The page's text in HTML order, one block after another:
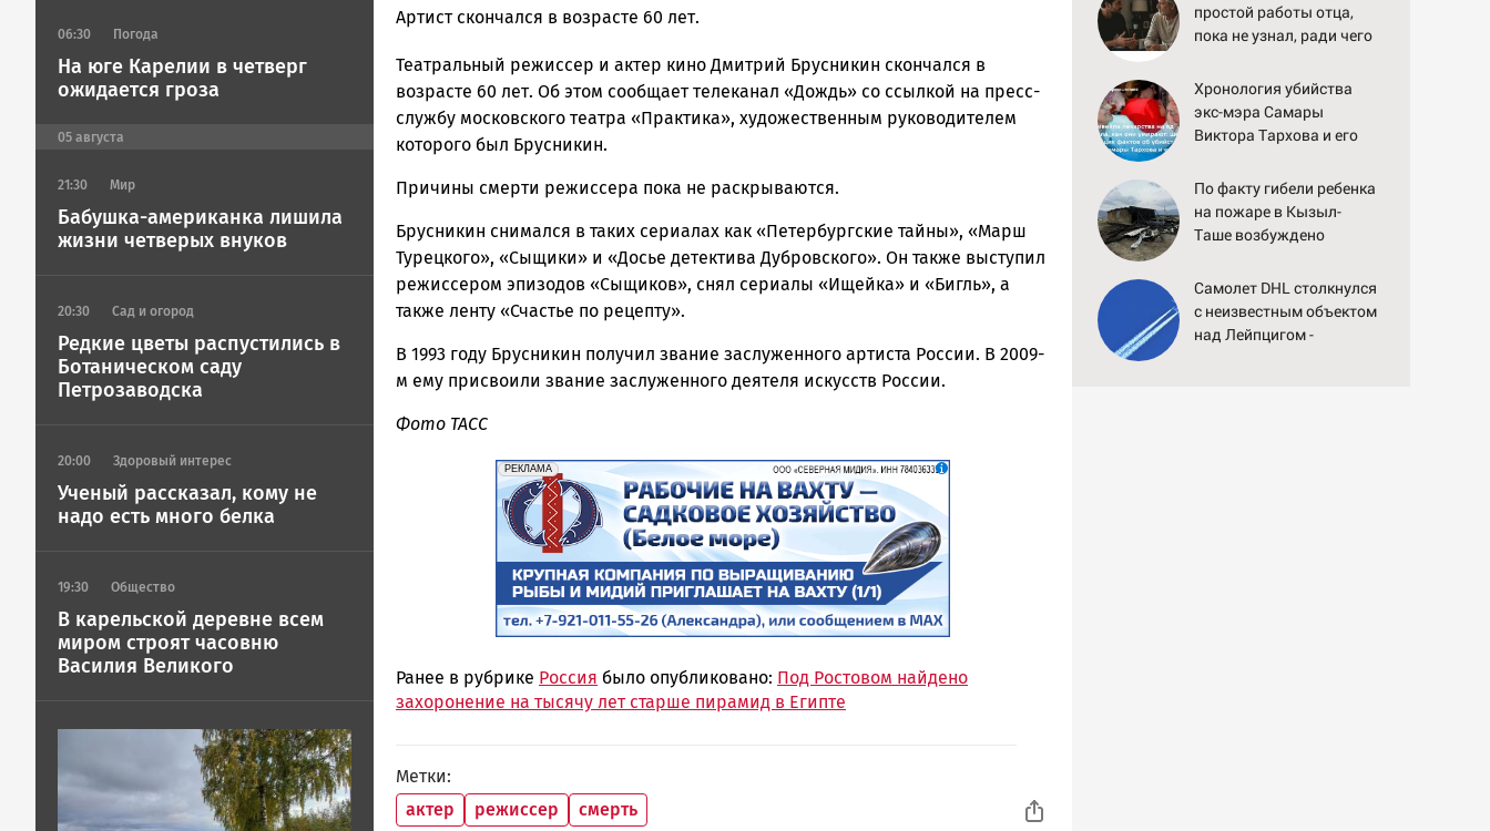
06:30 Погода
На юге Карелии в четверг
ожидается гроза
05 августа
21:30 Мир
Бабушка-американка лишила
жизни четверых внуков
20:30 Сад и огород
Редкие цветы распустились в
Ботаническом саду
Петрозаводска
20:00 Здоровый интерес
Ученый рассказал, кому не
надо есть много белка
19:30 Общество
В карельской деревне всем
миром строят часовню
Василия Великого
Юрий
Новости
Петрозаводска
и
Карелии
Петрозаводск
Артист скончался в возрасте 60 лет.
Театральный режиссер и актер кино Дмитрий Брусникин скончался в
возрасте 60 лет. Об этом сообщает телеканал «Дождь» со ссылкой на пресс-
службу московского театра «Практика», художественным руководителем
которого был Брусникин.
Причины смерти режиссера пока не раскрываются.
Брусникин снимался в таких сериалах как «Петербургские тайны», «Марш
Турецкого», «Сыщики» и «Досье детектива Дубровского». Он также выступил
режиссером эпизодов «Сыщиков», снял сериалы «Ищейка» и «Бигль», а
также ленту «Счастье по рецепту».
В 1993 году Брусникин получил звание заслуженного артиста России. В 2009-
м ему присвоили звание заслуженного деятеля искусств России.
Фото ТАСС
erid: 2SDnjf467GP
РЕКЛАМА
Реклама
Ранее в рубрике Россия было опубликовано: Под Ростовом найдено
захоронение на тысячу лет старше пирамид в Египте
Метки
актер
режиссер смерть
простой работы отца,
пока не узнал, ради чего
карьеры - история одной
семьи
Хронология убийства
экс-мэра Самары
Виктора Тархова и его
шокирующих фактов,
новые подробности
По факту гибели ребенка
на пожаре в Кызыл-
Таше возбуждено
Самолет DHL столкнулся
с неизвестным объектом
над Лейпцигом -